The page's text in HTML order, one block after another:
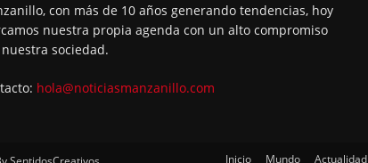
con más de 10 años generando tendencias, hoy
nuestra propia agenda con un alto compromiso
sociedad.
hola@noticiasmanzanillo.com
Inicio Mundo Actualidad